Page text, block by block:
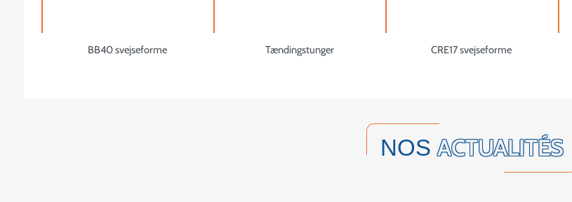
BB40 svejseforme Tændingstunger CRE17 svejseforme
NOSACTUALITÉS